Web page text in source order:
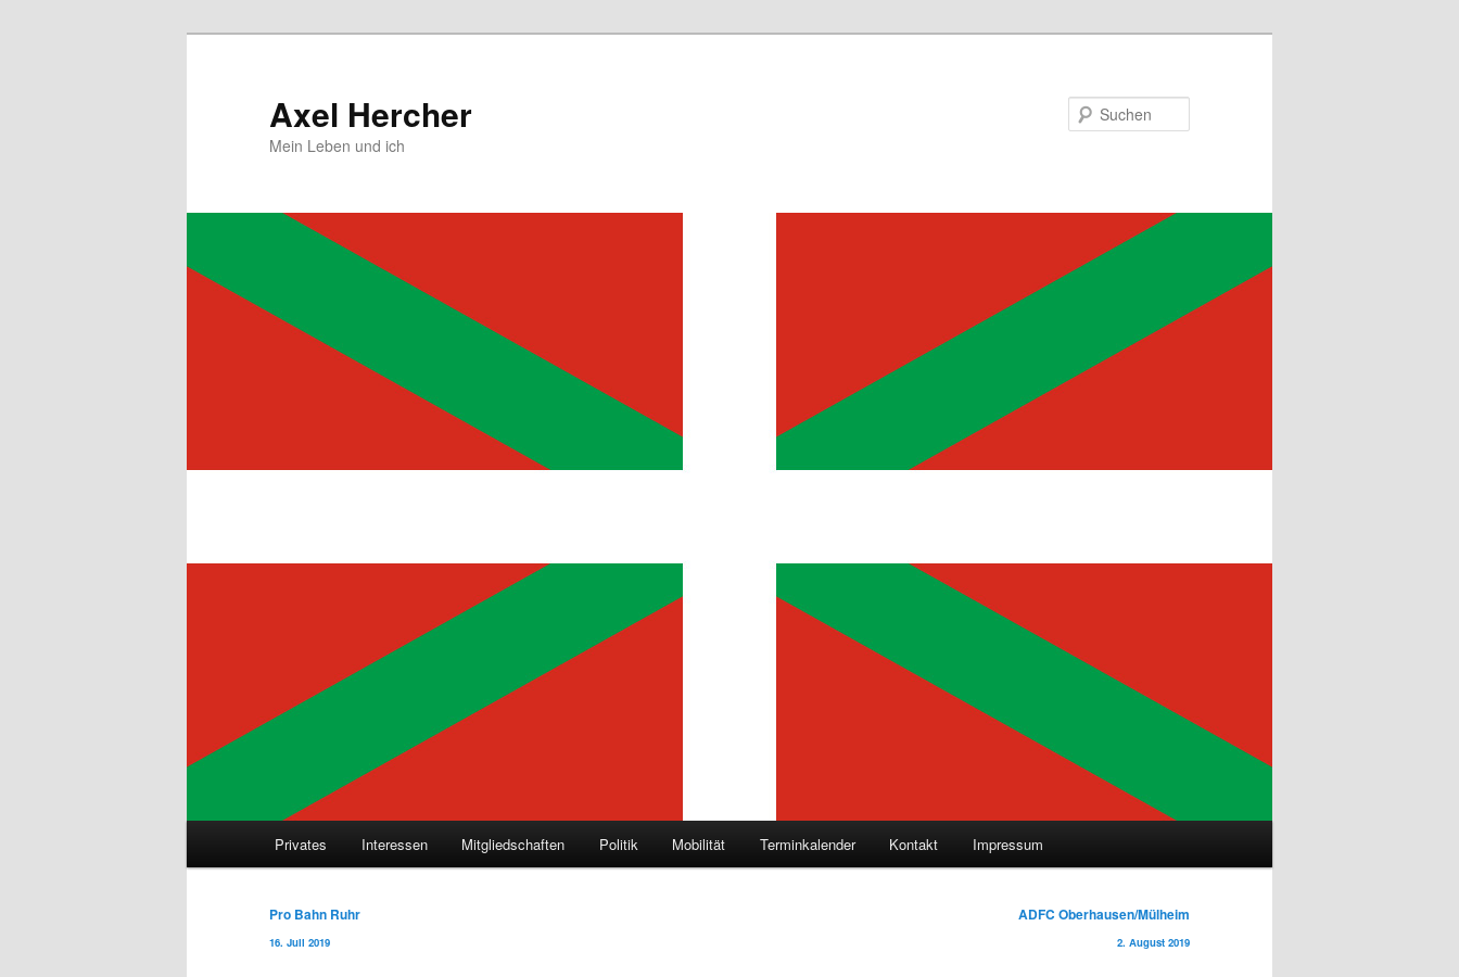
Axel Hercher
Mein Leben und ich
Privates Interessen Mitgliedschaften Politik Mobilität Terminkalender Kontakt Impressum
Beitragsnavigation
Pro Bahn Ruhr
16. Juli 2019
ADFC Oberhausen/Mülheim
2. August 2019